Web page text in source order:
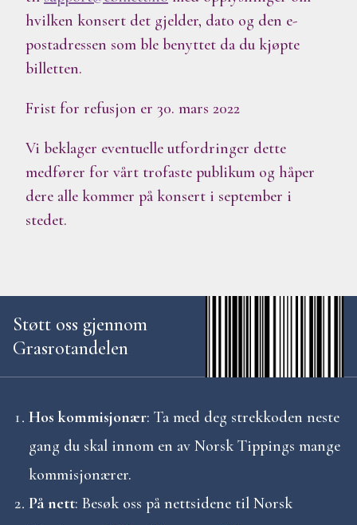
hvilken konsert det gjelder, dato og den e-
postadressen som ble benyttet da du kjøpte
billetten.
Frist for refusjon er 30. mars 2022
Vi beklager eventuelle utfordringer dette
medfører for vårt trofaste publikum og håper
dere alle kommer på konsert i september i
stedet.
Støtt oss gjennom
Grasrotandelen
Hos kommisjonær: Ta med deg strekkoden neste
gang du skal innom en av Norsk Tippings mange
kommisjonærer.
På nett: Besøk oss på nettsidene til Norsk